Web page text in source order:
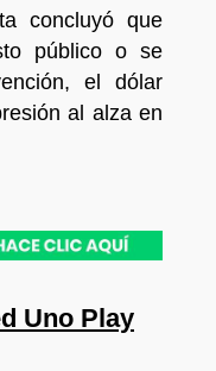
concluyó que
público o se
el dólar
al alza en
Uno Play